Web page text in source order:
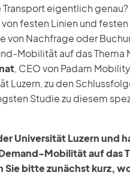
eigentlich
festen Linien und
von Nachfrage oder
Mobilität auf das Thema
, CEO von Padam
Luzern, zu den
Studie zu diesem
Universität Luzern und
Mobilität auf das
bitte zunächst kurz,